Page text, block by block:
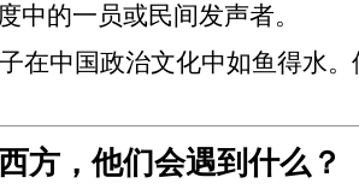
中的一员或民间发声者。
在中国政治文化中如鱼得水
方，他们会遇到什么？